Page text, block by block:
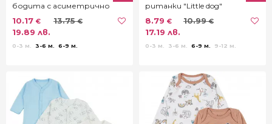
бодита с асиметрично
закопчаване "Little dog"
10.17 €
19.89 лв.
13.75€
0-3 м. 3-6 м. 6-9 м.
ританки "Little dog"
8.79 €
17.19 лв.
10.99€
0-3 м. 3-6 м. 6-9 м. 9-12 м.